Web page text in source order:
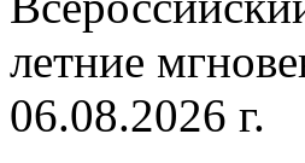
летние
06.08.2026 г.